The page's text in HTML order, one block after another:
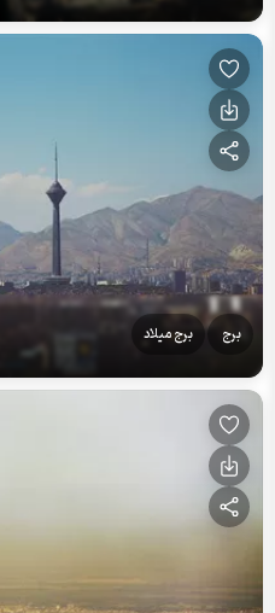
برج برج میلاد